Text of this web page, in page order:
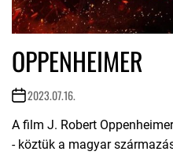
OPPENHEIMER
2023.07.16.
A film J. Robert
- köztük a magyar